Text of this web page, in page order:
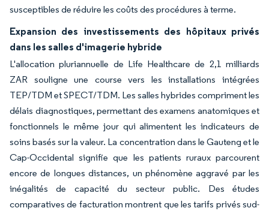
susceptibles de réduire les coûts des procédures à terme.
Expansion des investissements des hôpitaux privés
dans les salles d'imagerie hybride
L'allocation pluriannuelle de Life Healthcare de 2,1 milliards
ZAR souligne une course vers les installations intégrées
TEP/TDM et SPECT/TDM. Les salles hybrides compriment les
délais diagnostiques, permettant des examens anatomiques et
fonctionnels le même jour qui alimentent les indicateurs de
soins basés sur la valeur. La concentration dans le Gauteng et le
Cap-Occidental signifie que les patients ruraux parcourent
encore de longues distances, un phénomène aggravé par les
inégalités de capacité du secteur public. Des études
comparatives de facturation montrent que les tarifs privés sud-